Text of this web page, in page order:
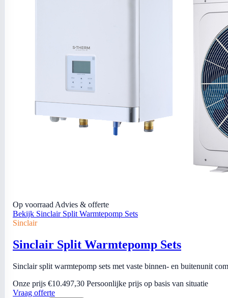
Op voorraad Advies & offerte
Bekijk Sinclair Split Warmtepomp Sets
Sinclair
Sinclair Split Warmtepomp Sets
Sinclair split warmtepomp sets met vaste binnen- en buitenunit
Onze prijs €10.497,30 Persoonlijke prijs op basis van situatie
Vraag offerte